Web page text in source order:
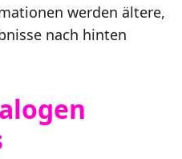
werden ältere,
nach hinten